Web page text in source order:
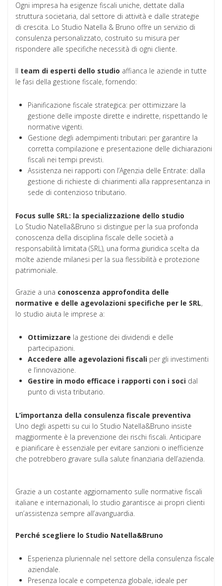
Ogni impresa ha esigenze fiscali uniche, dettate dalla
struttura societaria, dal settore di attività e dalle strategie
di crescita. Lo Studio Natella & Bruno offre un servizio di
consulenza personalizzato, costruito su misura per
rispondere alle specifiche necessità di ogni cliente.
Il team di esperti dello studio affianca le aziende in tutte
le fasi della gestione fiscale, fornendo:
Pianificazione fiscale strategica: per ottimizzare la
gestione delle imposte dirette e indirette, rispettando le
normative vigenti.
Gestione degli adempimenti tributari: per garantire la
corretta compilazione e presentazione delle dichiarazioni
fiscali nei tempi previsti.
Assistenza nei rapporti con l’Agenzia delle Entrate: dalla
gestione di richieste di chiarimenti alla rappresentanza in
sede di contenzioso tributario.
Focus sulle SRL: la specializzazione dello studio
Lo Studio Natella&Bruno si distingue per la sua profonda
conoscenza della disciplina fiscale delle società a
responsabilità limitata (SRL), una forma giuridica scelta da
molte aziende milanesi per la sua flessibilità e protezione
patrimoniale.
Grazie a una conoscenza approfondita delle
normative e delle agevolazioni specifiche per le SRL,
lo studio aiuta le imprese a:
Ottimizzare la gestione dei dividendi e delle
partecipazioni.
Accedere alle agevolazioni fiscali per gli investimenti
e l’innovazione.
Gestire in modo efficace i rapporti con i soci dal
punto di vista tributario.
L’importanza della consulenza fiscale preventiva
Uno degli aspetti su cui lo Studio Natella&Bruno insiste
maggiormente è la prevenzione dei rischi fiscali. Anticipare
e pianificare è essenziale per evitare sanzioni o inefficienze
che potrebbero gravare sulla salute finanziaria dell’azienda.
Grazie a un costante aggiornamento sulle normative fiscali
italiane e internazionali, lo studio garantisce ai propri clienti
un’assistenza sempre all’avanguardia.
Perché scegliere lo Studio Natella&Bruno
Esperienza pluriennale nel settore della consulenza fiscale
aziendale.
Presenza locale e competenza globale, ideale per